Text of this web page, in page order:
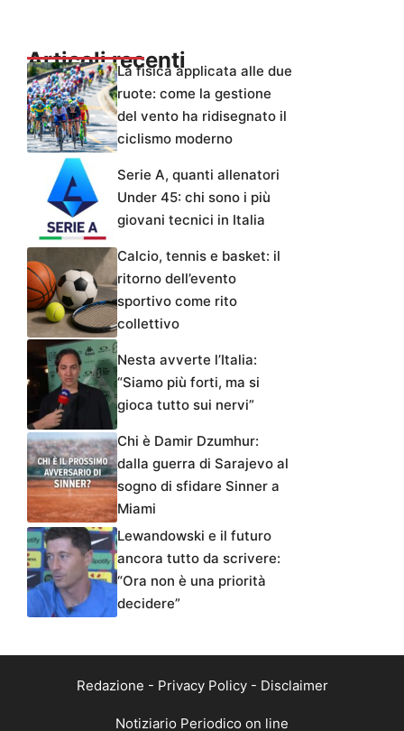
Articoli recentiLa fisica applicata alle due
ruote: come la gestione
del vento ha ridisegnato il
ciclismo moderno
Serie A, quanti allenatori
Under 45: chi sono i più
giovani tecnici in Italia
Calcio, tennis e basket: il
ritorno dell’evento
sportivo come rito
collettivo
Nesta avverte l’Italia:
“Siamo più forti, ma si
gioca tutto sui nervi”
Chi è Damir Dzumhur:
dalla guerra di Sarajevo al
sogno di sfidare Sinner a
Miami
Lewandowski e il futuro
ancora tutto da scrivere:
“Ora non è una priorità
decidere”
Redazione - Privacy Policy- Disclaimer
Notiziario Periodico on line